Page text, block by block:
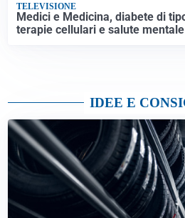
TELEVISIONE
Medici e Medicina, diabete di
terapie cellulari e salute mentale
IDEE E